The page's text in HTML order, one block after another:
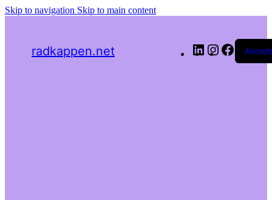
Skip to navigation Skip to main content
radkappen.net LinkedInInstagram